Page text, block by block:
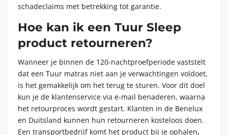
schadeclaims met betrekking tot garantie.
Hoe kan ik een Tuur Sleep
product retourneren?
Wanneer je binnen de 120-nachtproefperiode vaststelt
dat een Tuur matras niet aan je verwachtingen voldoet,
is het gemakkelijk om het terug te sturen. Voor dit doel
kun je de klantenservice via e-mail benaderen, waarna
het retourproces wordt gestart. Klanten in de Benelux
en Duitsland kunnen hun retourneren kosteloos doen.
Een transportbedrijf komt het product bij je ophalen,